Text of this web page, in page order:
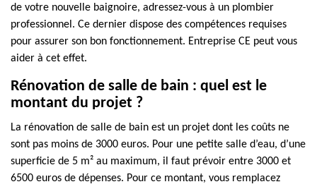
de votre nouvelle baignoire, adressez-vous à un plombier
professionnel. Ce dernier dispose des compétences requises
pour assurer son bon fonctionnement. Entreprise CE peut vous
aider à cet effet.
Rénovation de salle de bain : quel est le
montant du projet ?
La rénovation de salle de bain est un projet dont les coûts ne
sont pas moins de 3000 euros. Pour une petite salle d’eau, d’une
superficie de 5 m² au maximum, il faut prévoir entre 3000 et
6500 euros de dépenses. Pour ce montant, vous remplacez